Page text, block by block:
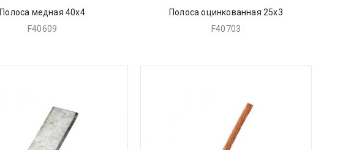
Полоса медная 40х4
F40609
Полоса оцинкованная 25х3
F40703